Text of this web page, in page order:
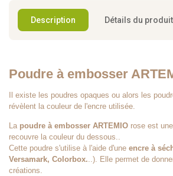
Description Détails du produit
Poudre à embosser
Il existe les poudres opaques ou alors les
révèlent la couleur de l'encre utilisée.
La poudre à embosser ARTEMIO rose est
recouvre la couleur du dessous..
Cette poudre s'utilise à l'aide d'une encre à
Versamark, Colorbox...). Elle permet de
créations.